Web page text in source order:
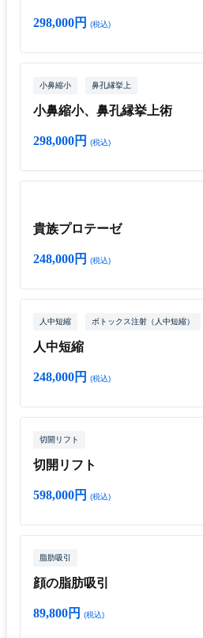
298,000円 (税込)
小鼻縮小 鼻孔縁挙上
小鼻縮小、鼻孔縁挙上術
298,000円 (税込)
貴族プロテーゼ
248,000円 (税込)
人中短縮 ボトックス注射（人中短縮）
人中短縮
248,000円 (税込)
切開リフト
切開リフト
598,000円 (税込)
脂肪吸引
顔の脂肪吸引
89,800円 (税込)